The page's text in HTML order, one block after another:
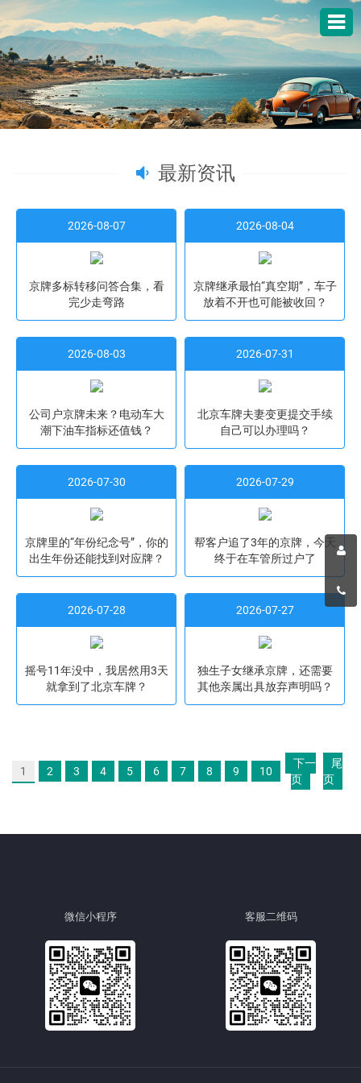
最新资讯
2026-08-07
京牌多标转移问答合集，看
完少走弯路
2026-08-04
京牌继承最怕“真空期”，车子
放着不开也可能被收回？
2026-08-03
公司户京牌未来？电动车大
潮下油车指标还值钱？
2026-07-31
北京车牌夫妻变更提交手续
自己可以办理吗？
2026-07-30
京牌里的“年份纪念号”，你的
出生年份还能找到对应牌？
2026-07-29
帮客户追了3年的京牌，今天
终于在车管所过户了
2026-07-28
摇号11年没中，我居然用3天
就拿到了北京车牌？
2026-07-27
独生子女继承京牌，还需要
其他亲属出具放弃声明吗？
1 2 3 4 5 6 7 8 9 10
下一
页
尾
页
微信小程序 客服二维码